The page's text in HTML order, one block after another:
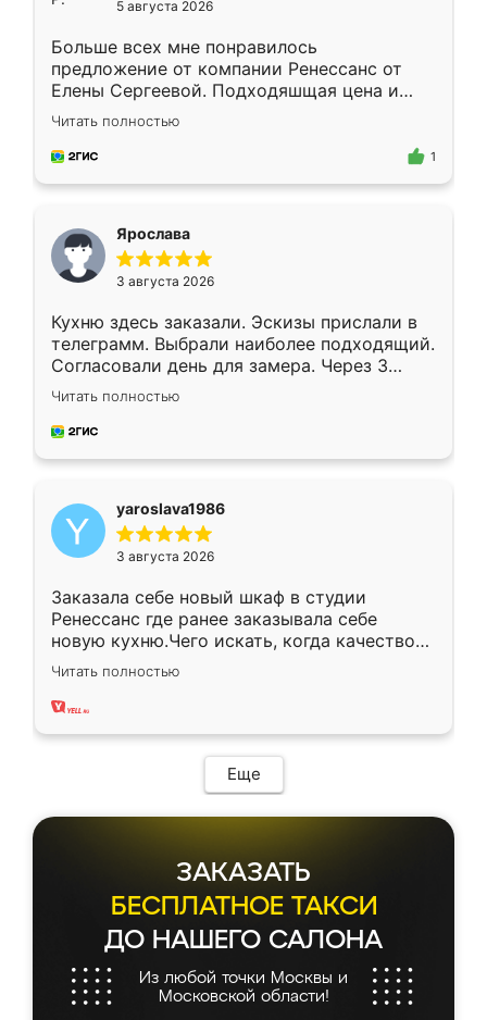
5 августа 2026
Больше всех мне понравилось
предложение от компании Ренессанс от
Елены Сергеевой. Подходяшщая цена и
короткие сроки изготовления. Приехавший
для замера сотрудник Владислав
предложил по моему эскизу самый
Читать полностью
1
Ярослава
3 августа 2026
Кухню здесь заказали. Эскизы прислали в
телеграмм. Выбрали наиболее подходящий.
Согласовали день для замера. Через 3
недели кухня была уже готова. Остались
довольны работой. Спасибо Ренессанс
мебель за качественную работу!
Читать полностью
yaroslava1986
3 августа 2026
Заказала себе новый шкаф в студии
Ренессанс где ранее заказывала себе
новую кухню.Чего искать, когда качеством
вполне довольна. Служит кухня уже почти
два года, нареканий нет.
Читать полностью
Еще
ЗАКАЗАТЬ
БЕСПЛАТНОЕ ТАКСИ
ДО НАШЕГО САЛОНА
Из любой точки Москвы и
Московской области!